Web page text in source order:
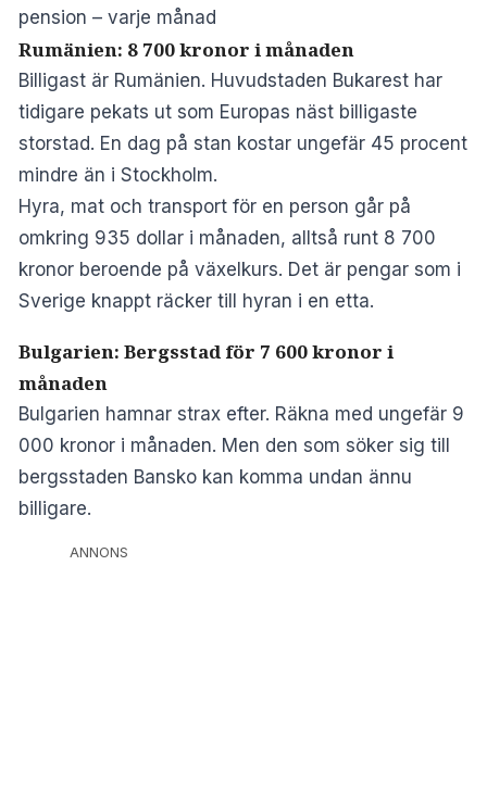
pension – varje månad
Rumänien: 8 700 kronor i månaden
Billigast är Rumänien. Huvudstaden Bukarest har
tidigare pekats ut som Europas näst billigaste
storstad. En dag på stan kostar ungefär 45 procent
mindre än i Stockholm.
Hyra, mat och transport för en person går på
omkring 935 dollar i månaden, alltså runt 8 700
kronor beroende på växelkurs. Det är pengar som i
Sverige knappt räcker till hyran i en etta.
Bulgarien: Bergsstad för 7 600 kronor i
månaden
Bulgarien hamnar strax efter. Räkna med ungefär 9
000 kronor i månaden. Men den som söker sig till
bergsstaden Bansko kan komma undan ännu
billigare.
ANNONS